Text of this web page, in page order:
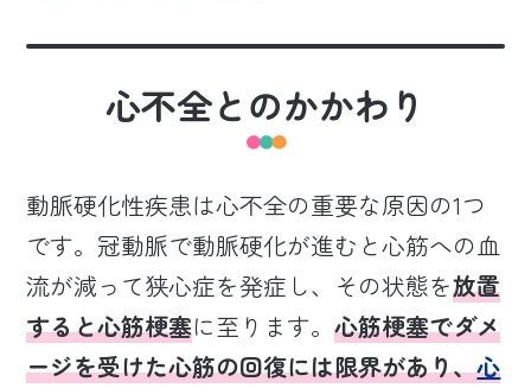
心不全とのかかわり
動脈硬化性疾患は心不全の重要な原因の1つ
です。冠動脈で動脈硬化が進むと心筋への血
流が減って狭心症を発症し、その状態を放置
すると心筋梗塞に至ります。心筋梗塞でダメ
ージを受けた心筋の回復には限界があり、心